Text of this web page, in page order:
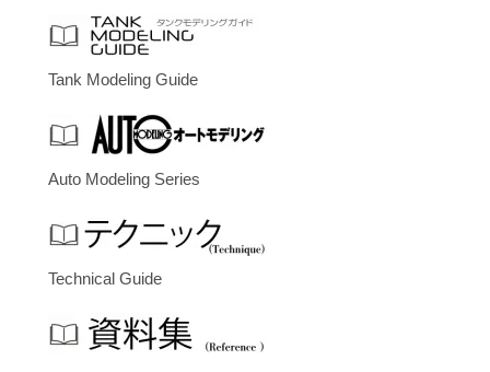
Tank Modeling Guide
Auto Modeling Series
Technical Guide